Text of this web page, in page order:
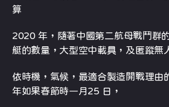
算
2020 年，隨著中國第二航母戰鬥群
艇的數量，大型空中載具，及匿蹤無
依時機，氣候，最適合製造開戰理由
年如果春節時一月25 日，